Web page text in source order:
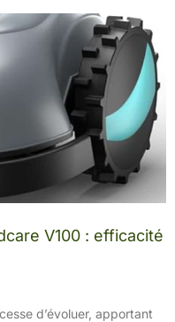
V100 : efficacité
d’évoluer, apportant